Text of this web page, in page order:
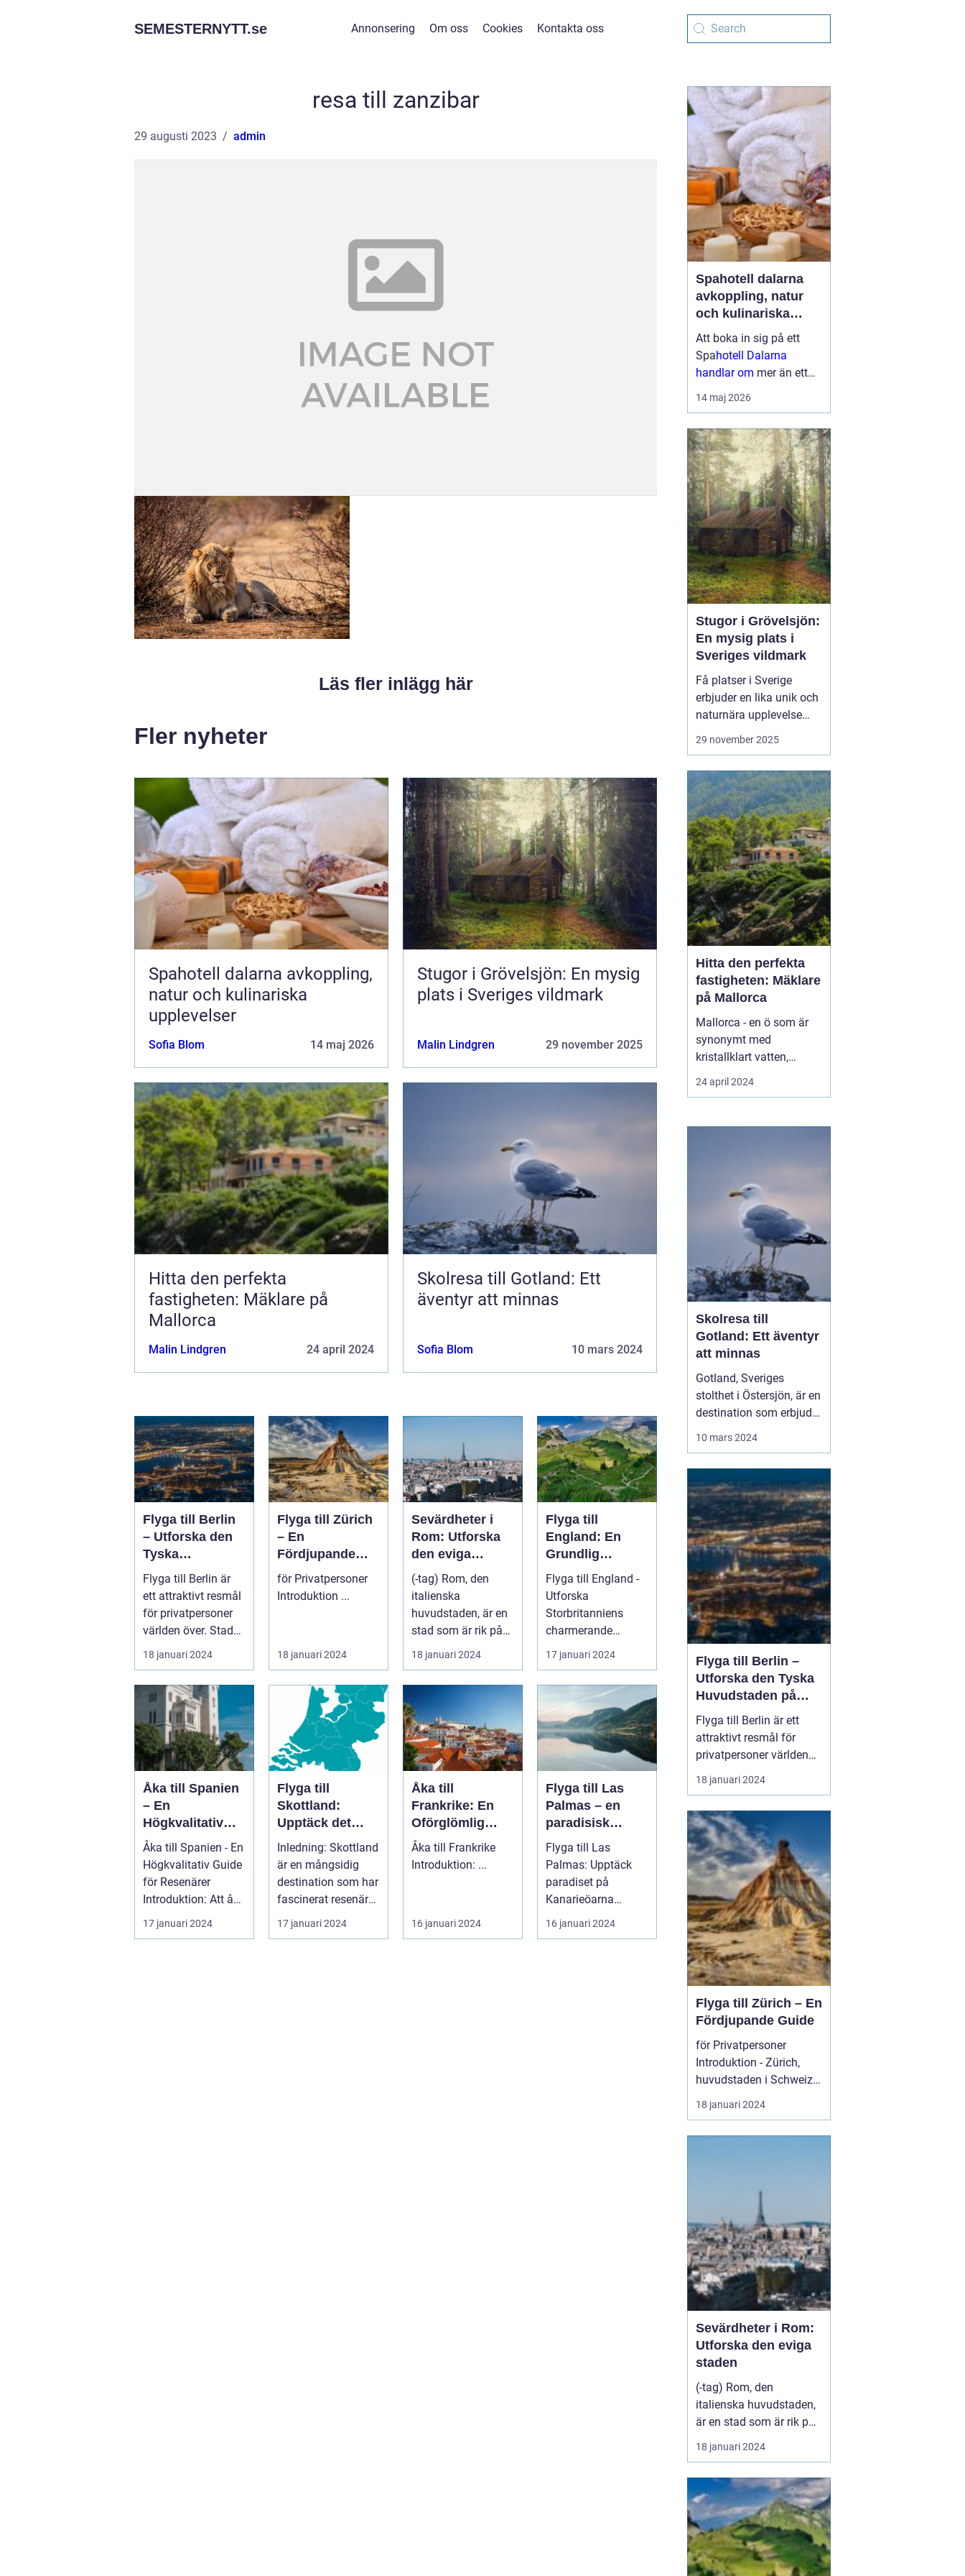
SEMESTERNYTT.se Annonsering Om oss Cookies Kontakta oss
resa till zanzibar
29 augusti 2023 admin
Läs fler inlägg här
Fler nyheter
Spahotell dalarna avkoppling,
natur och kulinariska
upplevelser
Sofia Blom 14 maj 2026
Stugor i Grövelsjön: En mysig
plats i Sveriges vildmark
Malin Lindgren 29 november 2025
Hitta den perfekta
fastigheten: Mäklare på
Mallorca
Malin Lindgren 24 april 2024
Skolresa till Gotland: Ett
äventyr att minnas
Sofia Blom 10 mars 2024
Flyga till Berlin
– Utforska den
Tyska
Huvudstaden på
Nära Håll
Flyga till Berlin är
ett attraktivt resmål
för privatpersoner
världen över. Staden
i sig bjuder på e...
18 januari 2024
Flyga till Zürich
– En
Fördjupande
Guide
för Privatpersoner
Introduktion ...
18 januari 2024
Sevärdheter i
Rom: Utforska
den eviga
staden
(-tag) Rom, den
italienska
huvudstaden, är en
stad som är rik på
historia, kultur och
vackra sevärd...
18 januari 2024
Flyga till
England: En
Grundlig
Översikt
Flyga till England -
Utforska
Storbritanniens
charmerande
destinationer
Övergripande
introduktion ...
17 januari 2024
Åka till Spanien
– En
Högkvalitativ
Guide för
Resenärer
Åka till Spanien - En
Högkvalitativ Guide
för Resenärer
Introduktion: Att åka
till Spanien är en
dr...
17 januari 2024
Flyga till
Skottland:
Upptäck det
Fascinerande
Landet
Inledning: Skottland
är en mångsidig
destination som har
fascinerat resenärer
i århundraden. Med
sin...
17 januari 2024
Åka till
Frankrike: En
Oförglömlig
Resa
Åka till Frankrike
Introduktion: ...
16 januari 2024
Flyga till Las
Palmas – en
paradisisk
destination
Flyga till Las
Palmas: Upptäck
paradiset på
Kanarieöarna
16 januari 2024
Spahotell dalarna
avkoppling, natur
och kulinariska
upplevelser
Att boka in sig på ett
Spahotell Dalarna
handlar om mer än ett
varmt bad och en skön
säng. Många söker en
tystnar, kroppen får
återhämta sig och
sinnena fylls av nya
intryck. I Dalarna möts
gäster...
14 maj 2026
Stugor i Grövelsjön:
En mysig plats i
Sveriges vildmark
Få platser i Sverige
erbjuder en lika unik och
naturnära upplevelse
som stugor i Grövelsjön.
landskap är Grövelsjön
en attraktion för alla
som sö...
29 november 2025
Hitta den perfekta
fastigheten: Mäklare
på Mallorca
Mallorca - en ö som är
synonymt med
kristallklart vatten,
varma solstrålar,
maleriska
nattliv. Denna spanska ö
för både semesterfirare
24 april 2024
Skolresa till
Gotland: Ett äventyr
att minnas
Gotland, Sveriges
stolthet i Östersjön, är en
destination som erbjuder
naturlig skönhet, är ett
populärt val för skolr...
10 mars 2024
Flyga till Berlin –
Utforska den Tyska
Huvudstaden på
Nära Håll
Flyga till Berlin är ett
attraktivt resmål för
privatpersoner världen
över. Staden i sig bjuder
på en rik historia,
många sevärdheter. I
denna artikel kommer vi
att ge dig en grundlig
översikt över att resa till
Berlin, presenter...
18 januari 2024
Flyga till Zürich – En
Fördjupande Guide
för Privatpersoner
Introduktion - Zürich,
huvudstaden i Schweiz,
är inte bara känt för s...
18 januari 2024
Sevärdheter i Rom:
Utforska den eviga
staden
(-tag) Rom, den
italienska huvudstaden,
är en stad som är rik på
historia, kultur och
vackra sevärdheter. Att
stappla genom tiden och
uppleva livet under det
antika romerska
imperiet. Från kolossala
ruiner till vackra
18 januari 2024